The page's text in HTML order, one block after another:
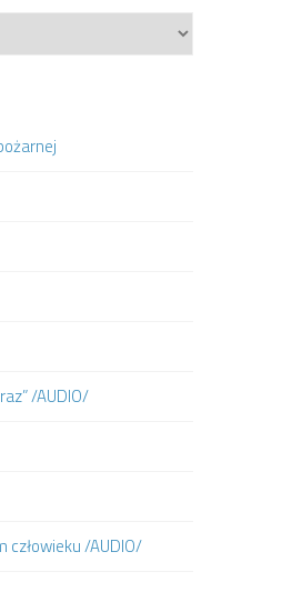
/AUDIO/
człowieku /AUDIO/